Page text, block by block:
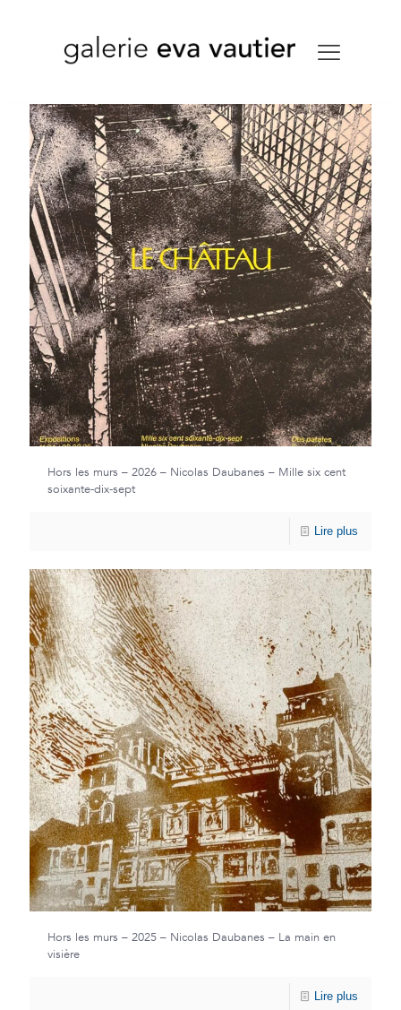
Hors les murs – 2026 – Nicolas Daubanes – Mille six cent
soixante-dix-sept
Lire plus
Hors les murs – 2025 – Nicolas Daubanes – La main en
visière
Lire plus